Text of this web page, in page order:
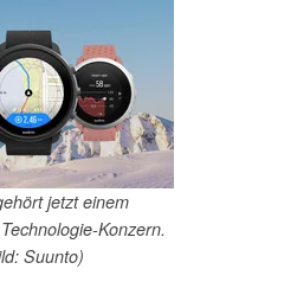
jetzt einem
Konzern.
Suunto)